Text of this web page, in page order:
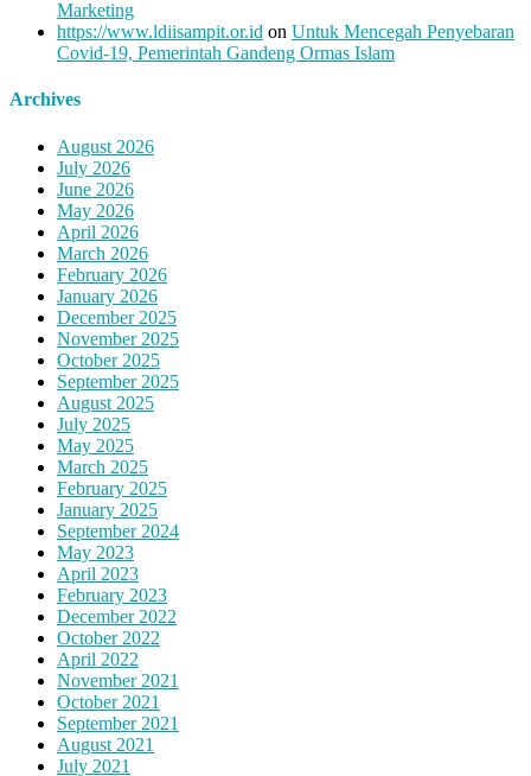
Marketing
https://www.ldiisampit.or.id on Untuk Mencegah Penyebaran
Covid-19, Pemerintah Gandeng Ormas Islam
Archives
August 2026
July 2026
June 2026
May 2026
April 2026
March 2026
February 2026
January 2026
December 2025
November 2025
October 2025
September 2025
August 2025
July 2025
May 2025
March 2025
February 2025
January 2025
September 2024
May 2023
April 2023
February 2023
December 2022
October 2022
April 2022
November 2021
October 2021
September 2021
August 2021
July 2021